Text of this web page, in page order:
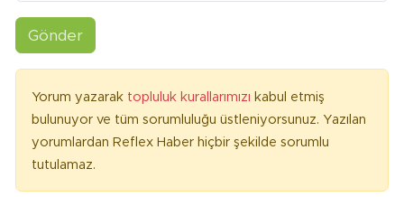
Gönder
Yorum yazarak topluluk kurallarımızı kabul etmiş
bulunuyor ve tüm sorumluluğu üstleniyorsunuz. Yazılan
yorumlardan Reflex Haber hiçbir şekilde sorumlu
tutulamaz.